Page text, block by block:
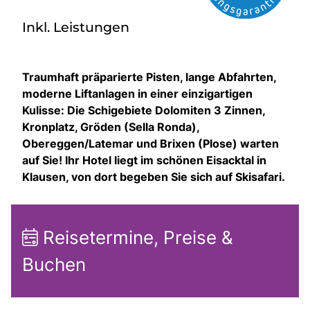
Inkl. Leistungen
Traumhaft präparierte Pisten, lange Abfahrten,
moderne Liftanlagen in einer einzigartigen
Kulisse: Die Schigebiete Dolomiten 3 Zinnen,
Kronplatz, Gröden (Sella Ronda),
Obereggen/Latemar und Brixen (Plose) warten
auf Sie! Ihr Hotel liegt im schönen Eisacktal in
Klausen, von dort begeben Sie sich auf Skisafari.
Reisetermine, Preise &
Buchen